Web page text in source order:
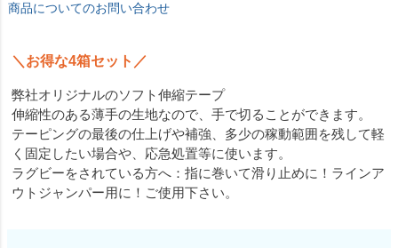
商品についてのお問い合わせ
＼お得な4箱セット／
弊社オリジナルのソフト伸縮テープ
伸縮性のある薄手の生地なので、手で切ることができます。
テーピングの最後の仕上げや補強、多少の稼動範囲を残して軽
く固定したい場合や、応急処置等に使います。
ラグビーをされている方へ：指に巻いて滑り止めに！ラインア
ウトジャンパー用に！ご使用下さい。